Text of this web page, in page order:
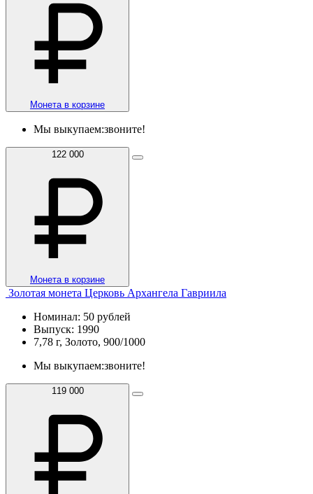
Монета в корзине
Мы выкупаем:звоните!
122 000
Монета в корзине
Золотая монета Церковь Архангела Гавриила
Номинал: 50 рублей
Выпуск: 1990
7,78 г, Золото, 900/1000
Мы выкупаем:звоните!
119 000